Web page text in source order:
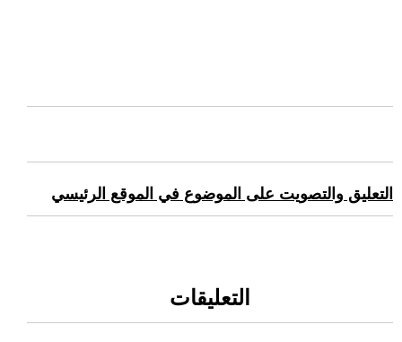
التعليق والتصويت على الموضوع في الموقع الرئيسي
التعليقات